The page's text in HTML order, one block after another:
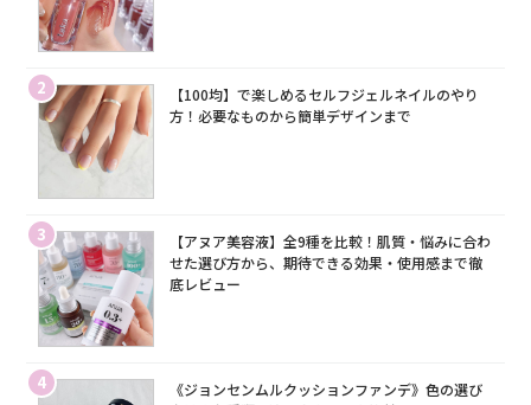
2
【100均】で楽しめるセルフジェルネイルのやり
方！必要なものから簡単デザインまで
3
【アヌア美容液】全9種を比較！肌質・悩みに合わ
せた選び方から、期待できる効果・使用感まで徹
底レビュー
4
《ジョンセンムルクッションファンデ》色の選び